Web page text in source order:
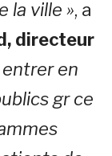
la ville », a
directeur
entrer en
gr ce